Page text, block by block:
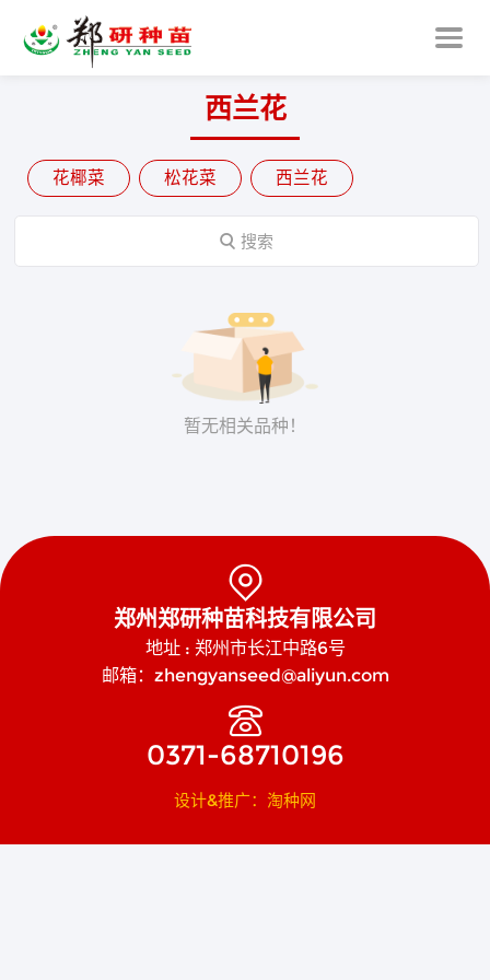
西兰花
花椰菜 松花菜 西兰花
 搜索
暂无相关品种！

郑州郑研种苗科技有限公司
地址 : 郑州市长江中路6号
邮箱：zhengyanseed@aliyun.com

0371-68710196
设计&推广：淘种网